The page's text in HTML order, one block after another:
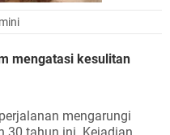
mengatasi kesulitan
mengarungi